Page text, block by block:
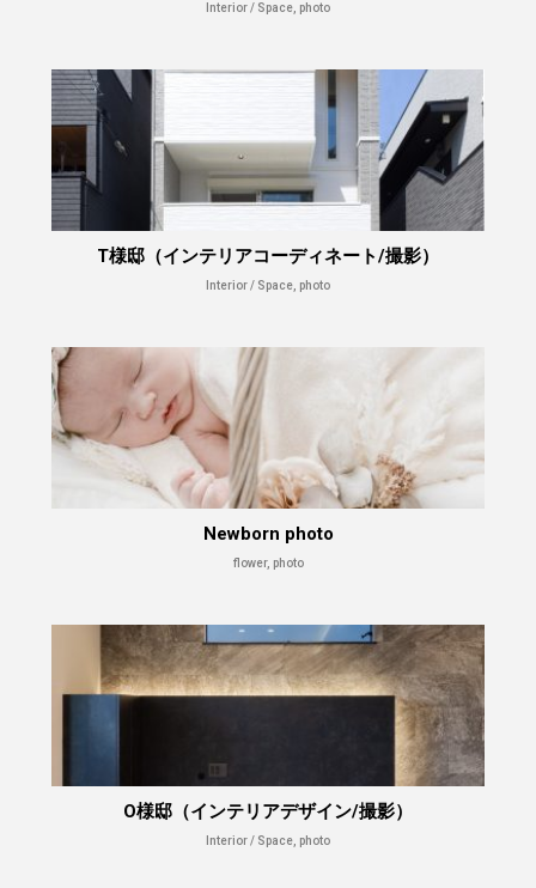
Interior / Space, photo
T様邸（インテリアコーディネート/撮影）
Interior / Space, photo
Newborn photo
flower, photo
O様邸（インテリアデザイン/撮影）
Interior / Space, photo